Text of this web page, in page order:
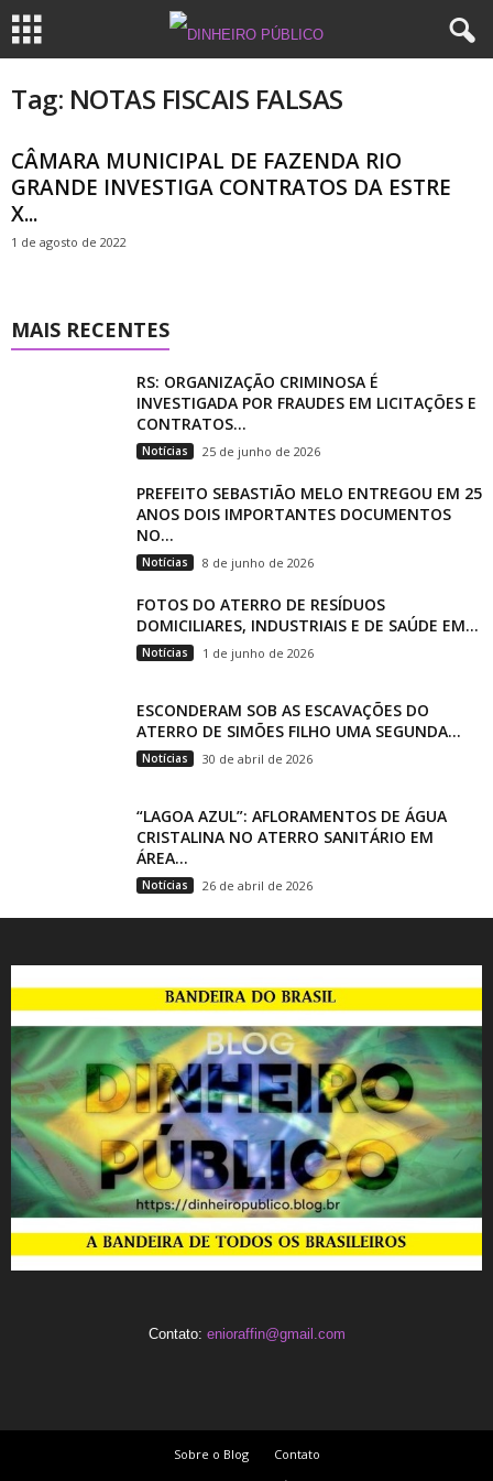
Tag: NOTAS FISCAIS FALSAS
CÂMARA MUNICIPAL DE FAZENDA RIO
GRANDE INVESTIGA CONTRATOS DA ESTRE
X...
1 de agosto de 2022
MAIS RECENTES
RS: ORGANIZAÇÃO CRIMINOSA É
INVESTIGADA POR FRAUDES EM LICITAÇÕES E
CONTRATOS...
Notícias 25 de junho de 2026
PREFEITO SEBASTIÃO MELO ENTREGOU EM 25
ANOS DOIS IMPORTANTES DOCUMENTOS
NO...
Notícias 8 de junho de 2026
FOTOS DO ATERRO DE RESÍDUOS
DOMICILIARES, INDUSTRIAIS E DE SAÚDE EM...
Notícias 1 de junho de 2026
ESCONDERAM SOB AS ESCAVAÇÕES DO
ATERRO DE SIMÕES FILHO UMA SEGUNDA...
Notícias 30 de abril de 2026
“LAGOA AZUL”: AFLORAMENTOS DE ÁGUA
CRISTALINA NO ATERRO SANITÁRIO EM
ÁREA...
Notícias 26 de abril de 2026
Contato: enioraffin@gmail.com
Sobre o Blog
Contato